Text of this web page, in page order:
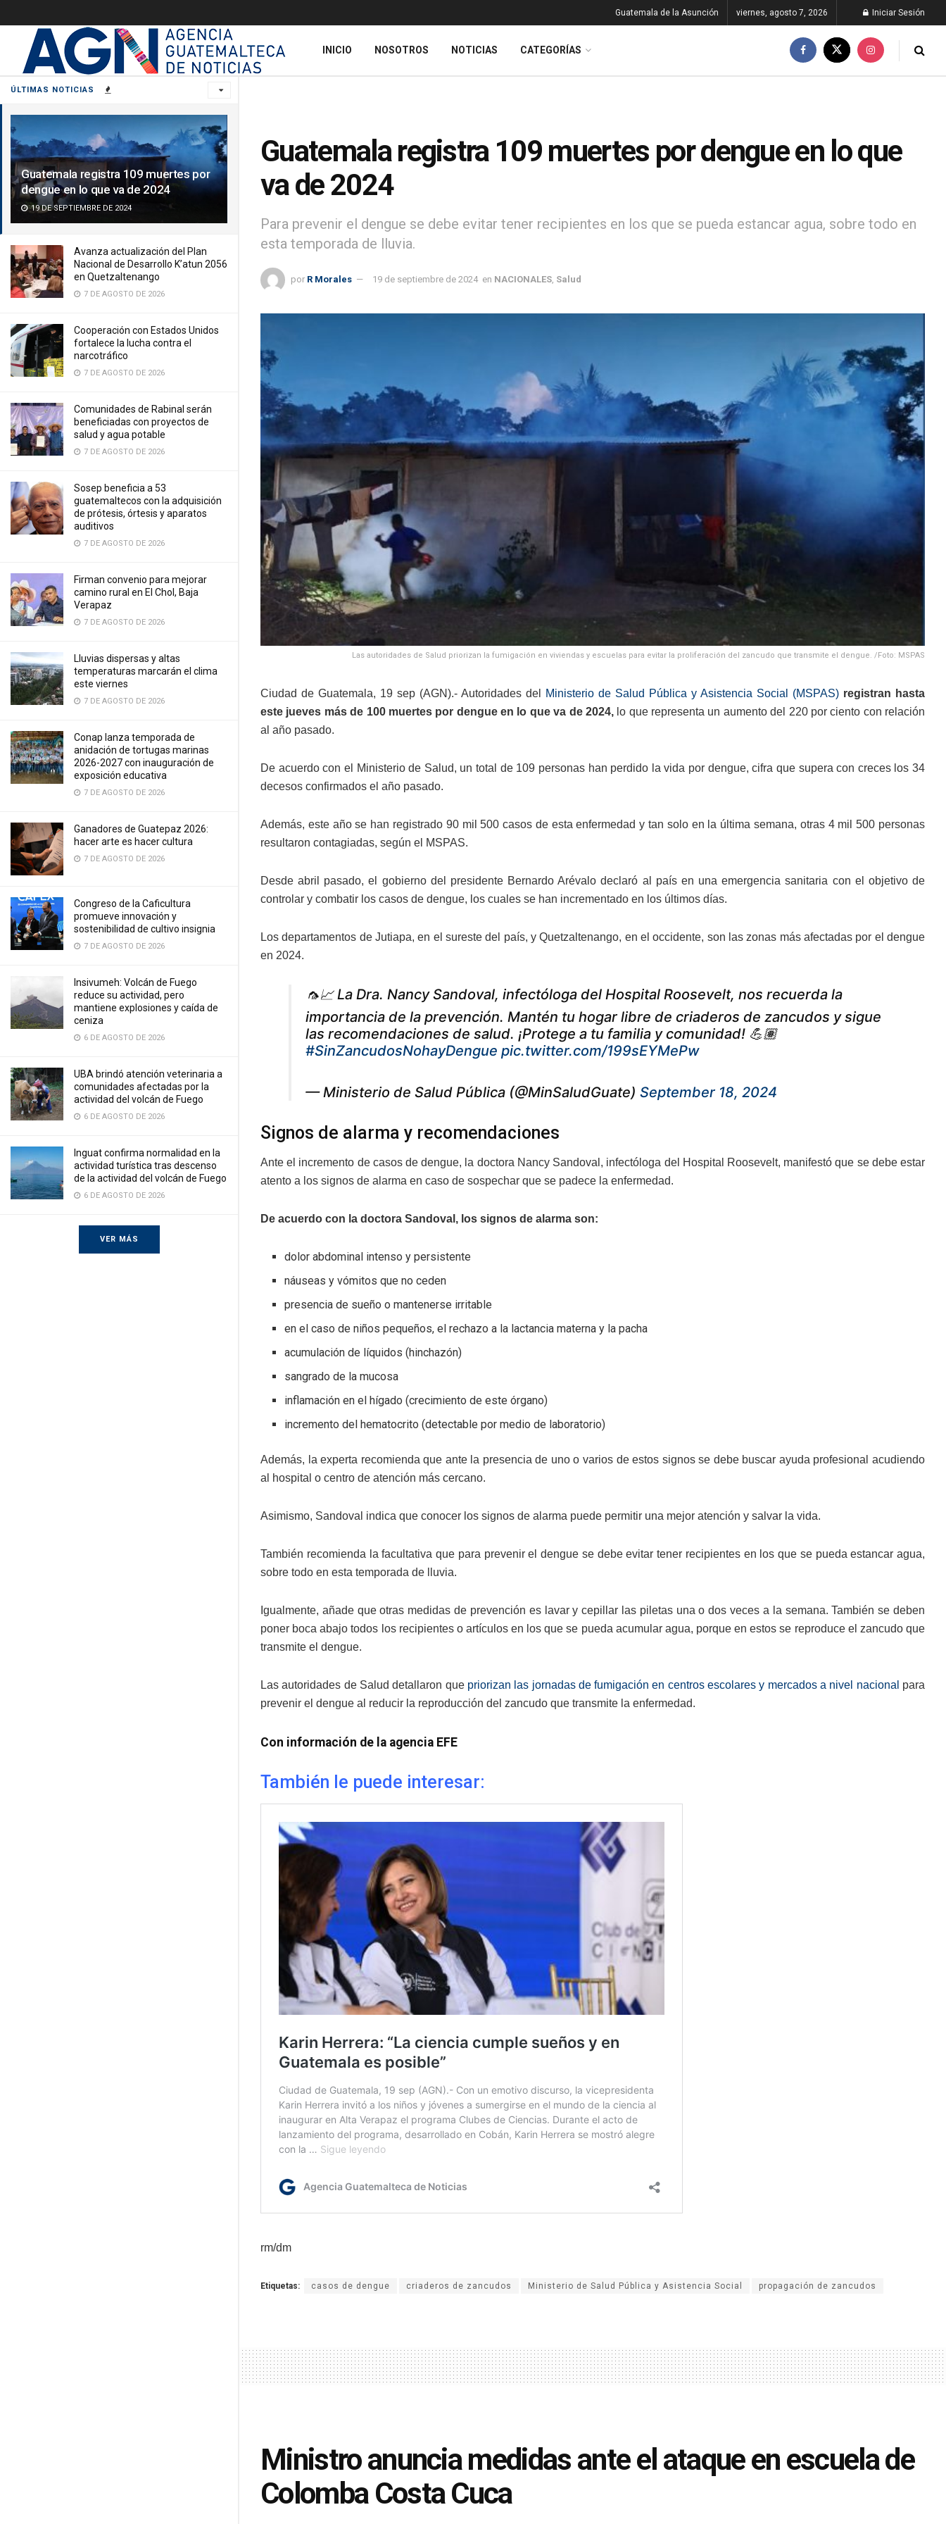
ÚLTIMAS NOTICIAS
Guatemala registra 109 muertes por
dengue en lo que va de 2024
19 DE SEPTIEMBRE DE 2024
Avanza actualización del Plan
Nacional de Desarrollo K’atun 2056
en Quetzaltenango
7 DE AGOSTO DE 2026
Cooperación con Estados Unidos
fortalece la lucha contra el
narcotráfico
7 DE AGOSTO DE 2026
Comunidades de Rabinal serán
beneficiadas con proyectos de
salud y agua potable
7 DE AGOSTO DE 2026
Sosep beneficia a 53
guatemaltecos con la adquisición
de prótesis, órtesis y aparatos
auditivos
7 DE AGOSTO DE 2026
Firman convenio para mejorar
camino rural en El Chol, Baja
Verapaz
7 DE AGOSTO DE 2026
Lluvias dispersas y altas
temperaturas marcarán el clima
este viernes
7 DE AGOSTO DE 2026
Conap lanza temporada de
anidación de tortugas marinas
2026-2027 con inauguración de
exposición educativa
7 DE AGOSTO DE 2026
Ganadores de Guatepaz 2026:
hacer arte es hacer cultura
7 DE AGOSTO DE 2026
Congreso de la Caficultura
promueve innovación y
sostenibilidad de cultivo insignia
7 DE AGOSTO DE 2026
Insivumeh: Volcán de Fuego
reduce su actividad, pero
mantiene explosiones y caída de
ceniza
6 DE AGOSTO DE 2026
UBA brindó atención veterinaria a
comunidades afectadas por la
actividad del volcán de Fuego
6 DE AGOSTO DE 2026
Inguat confirma normalidad en la
actividad turística tras descenso
de la actividad del volcán de Fuego
6 DE AGOSTO DE 2026
VER MÁS
Guatemala de la Asunción viernes, agosto 7, 2026 Iniciar Sesión
INICIO NOSOTROS NOTICIAS CATEGORÍAS
Guatemala registra 109 muertes por dengue en lo que
va de 2024
Para prevenir el dengue se debe evitar tener recipientes en los que se pueda estancar agua, sobre todo en
esta temporada de lluvia.
por R Morales 19 de septiembre de 2024 en NACIONALES Salud
Las autoridades de Salud priorizan la fumigación en viviendas y escuelas para evitar la proliferación del zancudo que transmite el dengue. /Foto: MSPAS
Ciudad de Guatemala, 19 sep (AGN).- Autoridades del Ministerio de Salud Pública y Asistencia Social (MSPAS) registran hasta
este jueves más de 100 muertes por dengue en lo que va de 2024,lo que representa un aumento del 220 por ciento con relación
al año pasado.
De acuerdo con el Ministerio de Salud, un total de 109 personas han perdido la vida por dengue, cifra que supera con creces los 34
decesos confirmados el año pasado.
Además, este año se han registrado 90 mil 500 casos de esta enfermedad y tan solo en la última semana, otras 4 mil 500 personas
resultaron contagiadas, según el MSPAS.
Desde abril pasado, el gobierno del presidente Bernardo Arévalo declaró al país en una emergencia sanitaria con el objetivo de
controlar y combatir los casos de dengue, los cuales se han incrementado en los últimos días.
Los departamentos de Jutiapa, en el sureste del país, y Quetzaltenango, en el occidente, son las zonas más afectadas por el dengue
en 2024.
🦟📈 La Dra. Nancy Sandoval, infectóloga del Hospital Roosevelt, nos recuerda la
importancia de la prevención. Mantén tu hogar libre de criaderos de zancudos y sigue
las recomendaciones de salud. ¡Protege a tu familia y comunidad! 💪🏽
#SinZancudosNohayDengue pic.twitter.com/199sEYMePw
— Ministerio de Salud Pública (@MinSaludGuate) September 18, 2024
Signos de alarma y recomendaciones
Ante el incremento de casos de dengue, la doctora Nancy Sandoval, infectóloga del Hospital Roosevelt, manifestó que se debe estar
atento a los signos de alarma en caso de sospechar que se padece la enfermedad.
De acuerdo con la doctora Sandoval, los signos de alarma son:
dolor abdominal intenso y persistente
náuseas y vómitos que no ceden
presencia de sueño o mantenerse irritable
en el caso de niños pequeños, el rechazo a la lactancia materna y la pacha
acumulación de líquidos (hinchazón)
sangrado de la mucosa
inflamación en el hígado (crecimiento de este órgano)
incremento del hematocrito (detectable por medio de laboratorio)
Además, la experta recomienda que ante la presencia de uno o varios de estos signos se debe buscar ayuda profesional acudiendo
al hospital o centro de atención más cercano.
Asimismo, Sandoval indica que conocer los signos de alarma puede permitir una mejor atención y salvar la vida.
También recomienda la facultativa que para prevenir el dengue se debe evitar tener recipientes en los que se pueda estancar agua,
sobre todo en esta temporada de lluvia.
Igualmente, añade que otras medidas de prevención es lavar y cepillar las piletas una o dos veces a la semana. También se deben
poner boca abajo todos los recipientes o artículos en los que se pueda acumular agua, porque en estos se reproduce el zancudo que
transmite el dengue.
Las autoridades de Salud detallaron que priorizan las jornadas de fumigación en centros escolares y mercados a nivel nacional para
prevenir el dengue al reducir la reproducción del zancudo que transmite la enfermedad.
Con información de la agencia EFE
También le puede interesar:
rm/dm
Etiquetas: casos de dengue criaderos de zancudos Ministerio de Salud Pública y Asistencia Social propagación de zancudos
Ministro anuncia medidas ante el ataque en escuela de
Colomba Costa Cuca